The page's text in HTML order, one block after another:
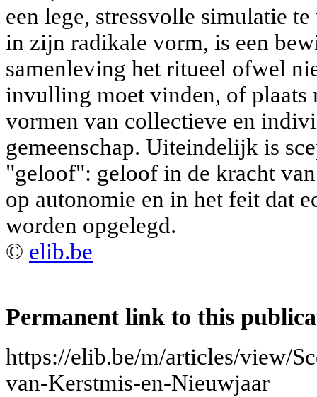
een lege, stressvolle simulatie
in zijn radikale vorm, is een
samenleving het ritueel ofwel
invulling moet vinden, of plaats
vormen van collectieve en
gemeenschap. Uiteindelijk is
"geloof": geloof in de kracht
op autonomie en in het feit dat
worden opgelegd.
© elib.be
Permanent link to this
https://elib.be/m/articles/view/
van-Kerstmis-en-Nieuwjaar